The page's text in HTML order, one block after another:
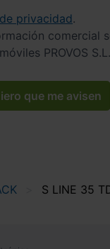
privacidad.
comercial
PROVOS S.L.
que me avisen
S LINE 35